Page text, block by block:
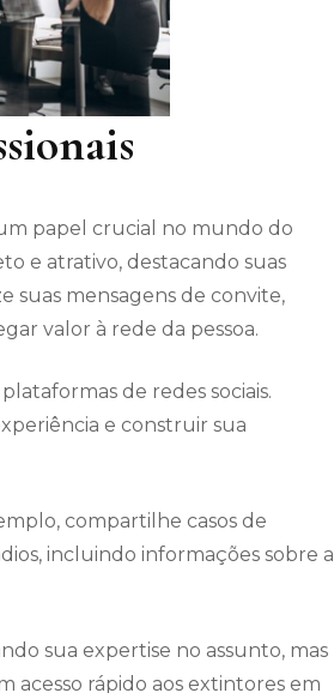
papel crucial no mundo do
e atrativo, destacando suas
suas mensagens de convite,
valor à rede da pessoa.
de redes sociais.
e construir sua
compartilhe casos de
incluindo informações sobre a
sua expertise no assunto, mas
acesso rápido aos extintores em